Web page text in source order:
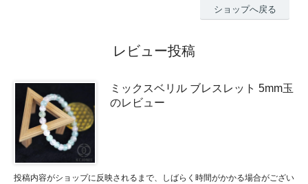
ショップへ戻る
レビュー投稿
ミックスベリル ブレスレット 5mm玉
のレビュー
投稿内容がショップに反映されるまで、しばらく時間がかかる場合がござい